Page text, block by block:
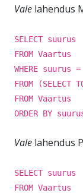
Vale lahendus
SELECT suurus
FROM Vaartus
WHERE suurus
FROM (SELECT
FROM Vaartus
ORDER BY
Vale lahendus
SELECT suurus
FROM Vaartus